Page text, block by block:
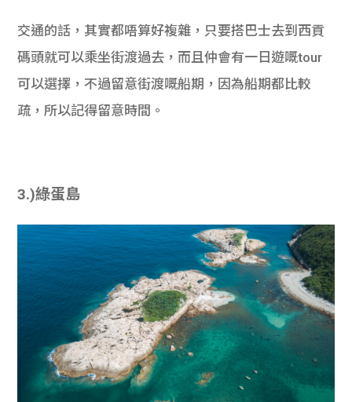
交通的話，其實都唔算好複雜，只要搭巴士去到西貢
碼頭就可以乘坐街渡過去，而且仲會有一日遊嘅tour
可以選擇，不過留意街渡嘅船期，因為船期都比較
疏，所以記得留意時間。
3.)綠蛋島